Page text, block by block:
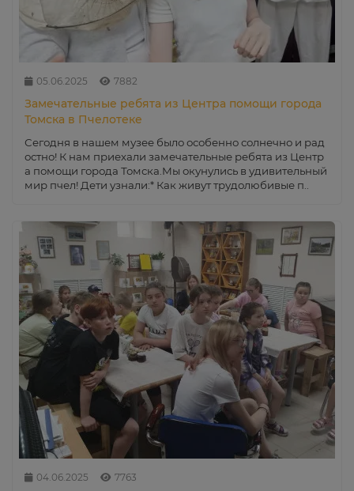
05.06.2025 7882
Замечательные ребята из Центра помощи города
Томска в Пчелотеке
Сегодня в нашем музее было особенно солнечно и рад
остно! К нам приехали замечательные ребята из Центр
а помощи города Томска.Мы окунулись в удивительный
мир пчел! Дети узнали:* Как живут трудолюбивые п..
04.06.2025 7763